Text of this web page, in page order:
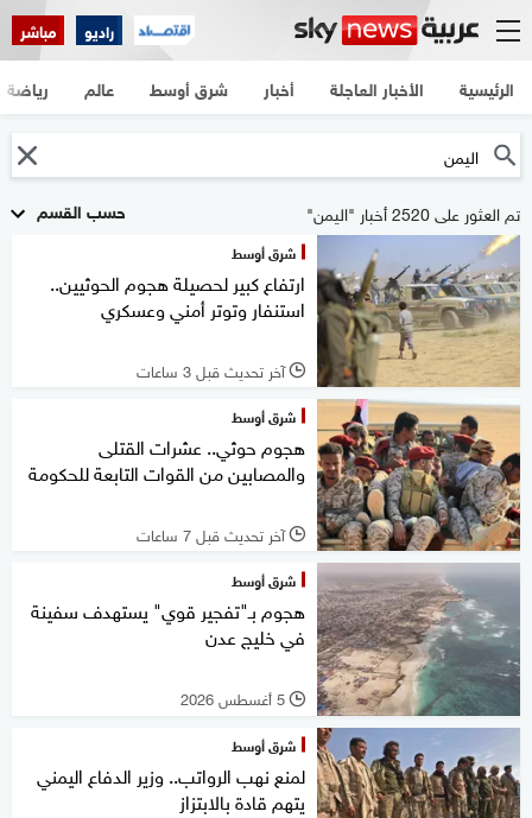
راديو مباشر
الرئيسية الأخبار العاجلة أخبار شرق أوسط عالم رياضة
حسب القسم تم العثور على 2520 أخبار "اليمن"
شرق أوسط
ارتفاع كبير لحصيلة هجوم الحوثيين..
استنفار وتوتر أمني وعسكري
l آخر تحديث قبل 3 ساعات
شرق أوسط
هجوم حوثي.. عشرات القتلى
والمصابين من القوات التابعة للحكومة
l آخر تحديث قبل 7 ساعات
شرق أوسط
هجوم بـ"تفجير قوي" يستهدف سفينة
في خليج عدن
l 5 أغسطس 2026
شرق أوسط
لمنع نهب الرواتب.. وزير الدفاع اليمني
يتهم قادة بالابتزاز